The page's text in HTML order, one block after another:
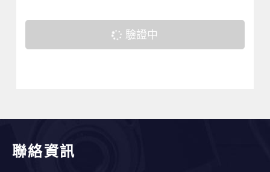
驗證中
聯絡資訊